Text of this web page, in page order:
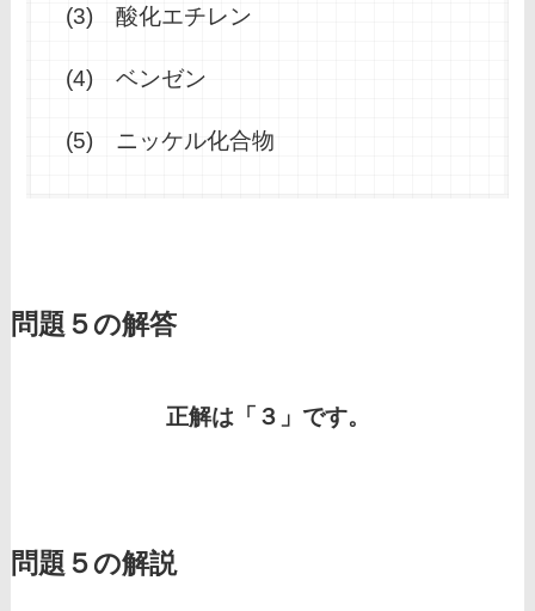
(3) 酸化エチレン
(4) ベンゼン
(5) ニッケル化合物
問題５の解答
正解は「３」です。
問題５の解説